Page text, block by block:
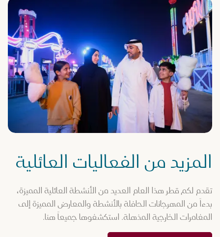
المزيد من الفعاليات العائلية
تقدم لكم قطر هذا العام العديد من الأنشطة العائلية المميزة،
بدءاً من المهرجانات الحافلة بالأنشطة والمعارض المميزة إلى
المغامرات الخارجية المذهلة. استكشفوها جميعاً هنا.